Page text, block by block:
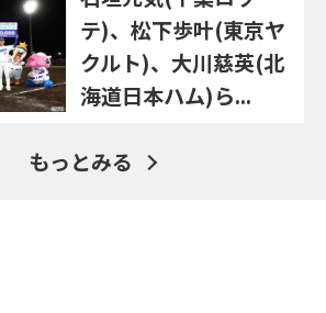
テ)、松下歩叶(東京ヤ
クルト)、大川慈英(北
海道日本ハム)ら...
もっとみる